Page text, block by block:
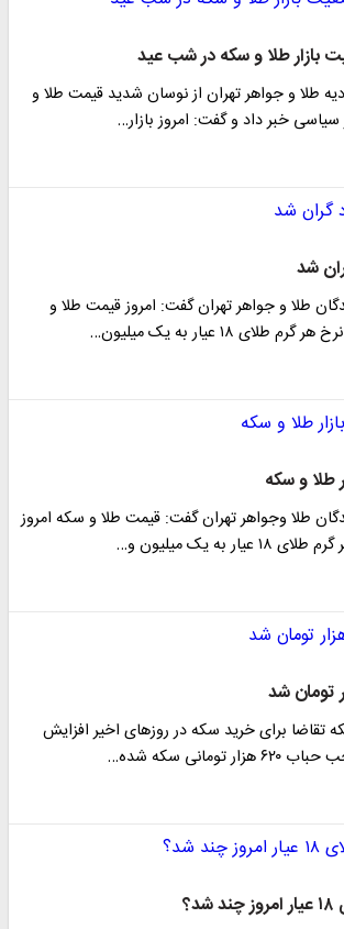
بازار طلا و سکه در شب عید
طلا و جواهر تهران از نوسان شدید قیمت طلا و
خبر داد و گفت: امروز بازار…
شد
طلا و جواهر تهران گفت: امروز قیمت طلا و
۱۸ عیار به یک میلیون…
طلا و سکه
طلا وجواهر تهران گفت: قیمت طلا و سکه امروز
به یک میلیون و…
تقاضا برای خرید سکه در روزهای اخیر افزایش
سکه شده…